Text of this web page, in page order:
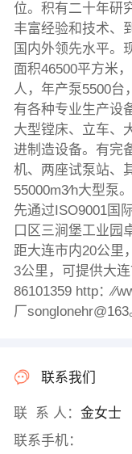
位。积有二十年研
丰富经验和技术、
国内外领先水平。
面积46500平方米
人，年产泵5500台
有各种专业生产设
大型镗床、立车、
进制造设备。有完
机、两座试泵站、
55000m3∕h大型泵
先通过ISO9001国
口区三涧堡工业园
距大连市内20公里
3公里，可提供大
86101359 http：
厂
联系我们
联 系 人： 金女士
联系手机：